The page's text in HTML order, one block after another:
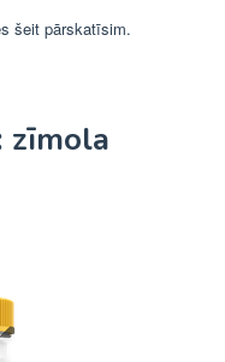
šeit pārskatīsim.
zīmola